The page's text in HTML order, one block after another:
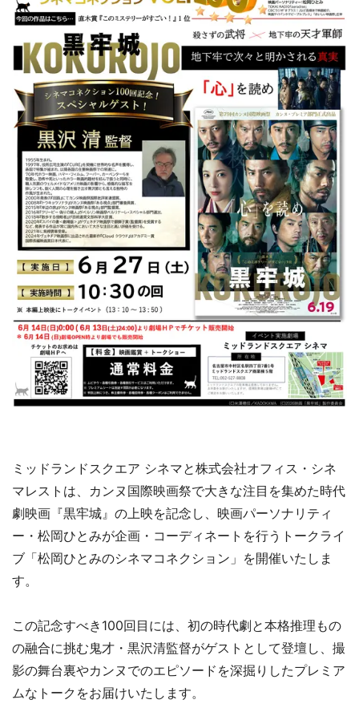
ミッドランドスクエア シネマと株式会社オフィス・シネ
マレストは、カンヌ国際映画祭で大きな注目を集めた時代
劇映画『黒牢城』の上映を記念し、映画パーソナリティ
ー・松岡ひとみが企画・コーディネートを行うトークライ
ブ「松岡ひとみのシネマコネクション」を開催いたしま
す。
この記念すべき100回目には、初の時代劇と本格推理もの
の融合に挑む鬼才・黒沢清監督がゲストとして登壇し、撮
影の舞台裏やカンヌでのエピソードを深掘りしたプレミア
ムなトークをお届けいたします。